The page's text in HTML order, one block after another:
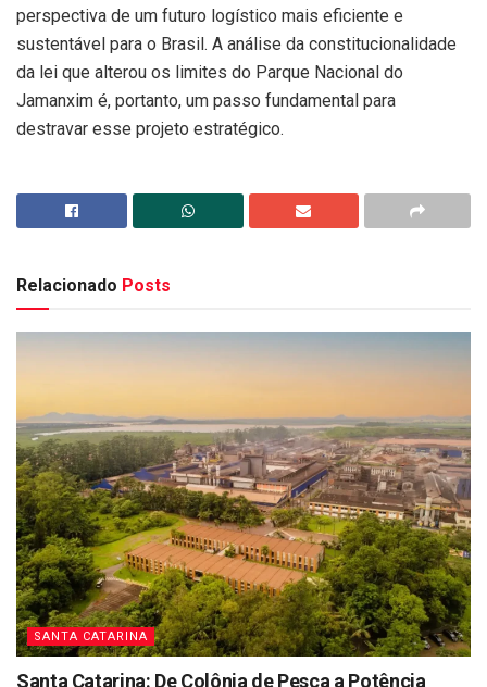
perspectiva de um futuro logístico mais eficiente e
sustentável para o Brasil. A análise da constitucionalidade
da lei que alterou os limites do Parque Nacional do
Jamanxim é, portanto, um passo fundamental para
destravar esse projeto estratégico.
Relacionado Posts
SANTA CATARINA
Santa Catarina: De Colônia de Pesca a Potência